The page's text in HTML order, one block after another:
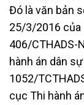
Đó là văn bản
25/3/2016 của
406/CTHADS-
hành án dân
1052/
cục Thi hành